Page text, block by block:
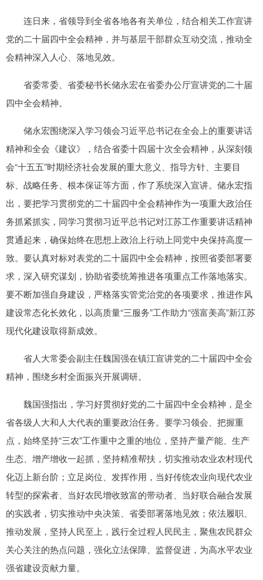
连日来，省领导到全省各地各有关单位，结合相关工作宣讲
党的二十届四中全会精神，并与基层干部群众互动交流，推动全
会精神深入人心、落地见效。
省委常委、省委秘书长储永宏在省委办公厅宣讲党的二十届
四中全会精神。
储永宏围绕深入学习领会习近平总书记在全会上的重要讲话
精神和全会《建议》，结合省委十四届十次全会精神，从深刻领
会“十五五”时期经济社会发展的重大意义、指导方针、主要目
标、战略任务、根本保证等方面，作了系统深入宣讲。储永宏指
出，要把学习贯彻党的二十届四中全会精神作为一项重大政治任
务抓紧抓实，同学习贯彻习近平总书记对江苏工作重要讲话精神
贯通起来，确保始终在思想上政治上行动上同党中央保持高度一
致。要认真对标对表党的二十届四中全会精神，按照省委部署要
求，深入研究谋划，协助省委统筹推进各项重点工作落地落实。
要不断加强自身建设，严格落实管党治党的各项要求，推进作风
建设常态化长效化，以高质量“三服务”工作助力“强富美高”新江苏
现代化建设取得新成效。
省人大常委会副主任魏国强在镇江宣讲党的二十届四中全会
精神，围绕乡村全面振兴开展调研。
魏国强指出，学习好贯彻好党的二十届四中全会精神，是全
省各级人大和人大代表的重要政治任务。要学习领会、把握重
点，始终坚持“三农”工作重中之重的地位，坚持产量产能、生产
生态、增产增收一起抓，坚持精准帮扶，切实推动农业农村现代
化迈上新台阶；立足岗位、发挥作用，当好传统农业向现代农业
转型的探索者、当好农民增收致富的带动者、当好联合融合发展
的实践者，切实推动中央决策、省委部署落地见效；依法履职、
推动发展，坚持人民至上，践行全过程人民民主，聚焦农民群众
关心关注的热点问题，强化立法保障、监督促进，为高水平农业
强省建设贡献力量。